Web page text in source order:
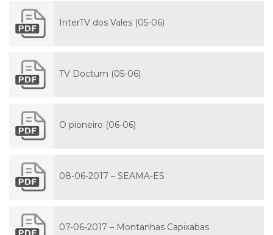
InterTV dos Vales (05-06)
TV Doctum (05-06)
O pioneiro (06-06)
08-06-2017 – SEAMA-ES
07-06-2017 – Montanhas Capixabas